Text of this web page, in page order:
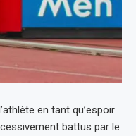
en tant qu’espoir
battus par le